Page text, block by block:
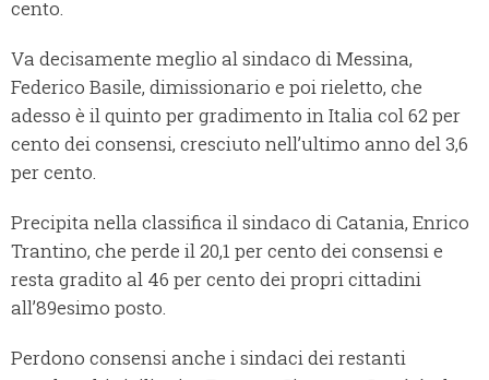
cento.
Va decisamente meglio al sindaco di Messina,
Federico Basile, dimissionario e poi rieletto, che
adesso è il quinto per gradimento in Italia col 62 per
cento dei consensi, cresciuto nell’ultimo anno del 3,6
per cento.
Precipita nella classifica il sindaco di Catania, Enrico
Trantino, che perde il 20,1 per cento dei consensi e
resta gradito al 46 per cento dei propri cittadini
all’89esimo posto.
Perdono consensi anche i sindaci dei restanti